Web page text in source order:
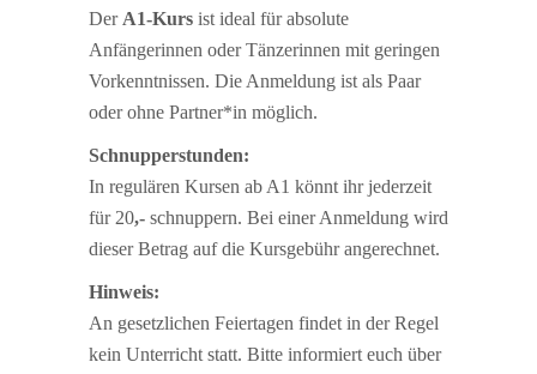
Der A1-Kurs ist ideal für absolute
Anfängerinnen oder Tänzerinnen mit geringen
Vorkenntnissen. Die Anmeldung ist als Paar
oder ohne Partner*in möglich.
Schnupperstunden:
In regulären Kursen ab A1 könnt ihr jederzeit
für 20,- schnuppern. Bei einer Anmeldung wird
dieser Betrag auf die Kursgebühr angerechnet.
Hinweis:
An gesetzlichen Feiertagen findet in der Regel
kein Unterricht statt. Bitte informiert euch über